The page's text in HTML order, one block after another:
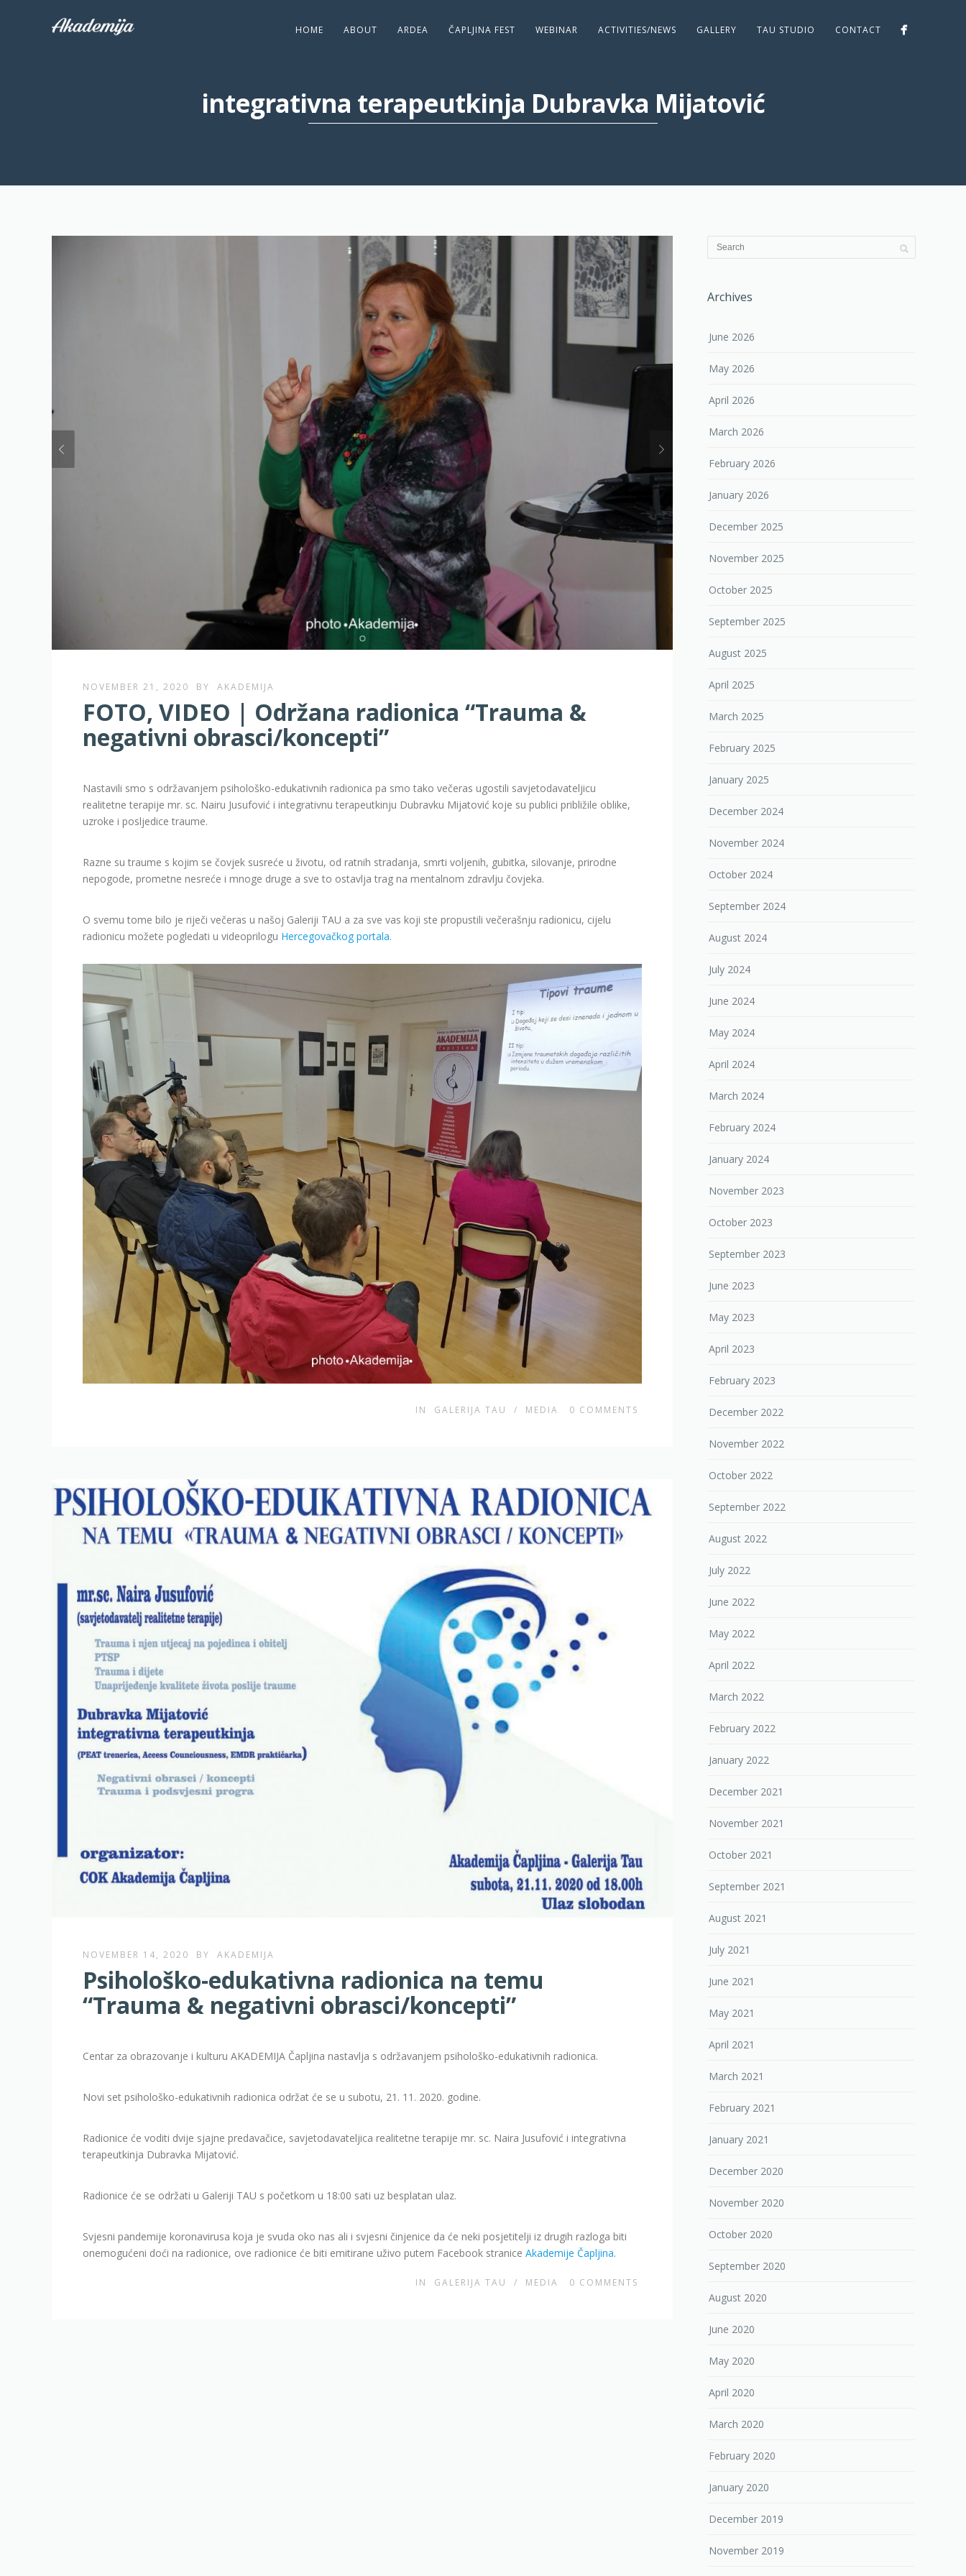
HOME ABOUT ARDEA ČAPLJINA FEST WEBINAR ACTIVITIES/NEWS GALLERY TAU STUDIO CONTACT
integrativna terapeutkinja Dubravka Mijatović
NOVEMBER 21, 2020 BY AKADEMIJA
FOTO, VIDEO | Održana radionica “Trauma &
negativni obrasci/koncepti”
Nastavili smo s održavanjem psihološko-edukativnih radionica pa smo tako večeras ugostili savjetodavateljicu
realitetne terapije mr. sc. Nairu Jusufović i integrativnu terapeutkinju Dubravku Mijatović koje su publici približile oblike,
uzroke i posljedice traume.
Razne su traume s kojim se čovjek susreće u životu, od ratnih stradanja, smrti voljenih, gubitka, silovanje, prirodne
nepogode, prometne nesreće i mnoge druge a sve to ostavlja trag na mentalnom zdravlju čovjeka.
O svemu tome bilo je riječi večeras u našoj Galeriji TAU a za sve vas koji ste propustili večerašnju radionicu, cijelu
radionicu možete pogledati u videoprilogu Hercegovačkog portala.
IN GALERIJA TAU / MEDIA 0 COMMENTS
NOVEMBER 14, 2020 BY AKADEMIJA
Psihološko-edukativna radionica na temu
“Trauma & negativni obrasci/koncepti”
Centar za obrazovanje i kulturu AKADEMIJA Čapljina nastavlja s održavanjem psihološko-edukativnih radionica.
Novi set psihološko-edukativnih radionica održat će se u subotu, 21. 11. 2020. godine.
Radionice će voditi dvije sjajne predavačice, savjetodavateljica realitetne terapije mr. sc. Naira Jusufović i integrativna
terapeutkinja Dubravka Mijatović.
Radionice će se održati u Galeriji TAU s početkom u 18:00 sati uz besplatan ulaz.
Svjesni pandemije koronavirusa koja je svuda oko nas ali i svjesni činjenice da će neki posjetitelji iz drugih razloga biti
onemogućeni doći na radionice, ove radionice će biti emitirane uživo putem Facebook straniceAkademije Čapljina.
IN GALERIJA TAU / MEDIA 0 COMMENTS
Archives
June 2026
May 2026
April 2026
March 2026
February 2026
January 2026
December 2025
November 2025
October 2025
September 2025
August 2025
April 2025
March 2025
February 2025
January 2025
December 2024
November 2024
October 2024
September 2024
August 2024
July 2024
June 2024
May 2024
April 2024
March 2024
February 2024
January 2024
November 2023
October 2023
September 2023
June 2023
May 2023
April 2023
February 2023
December 2022
November 2022
October 2022
September 2022
August 2022
July 2022
June 2022
May 2022
April 2022
March 2022
February 2022
January 2022
December 2021
November 2021
October 2021
September 2021
August 2021
July 2021
June 2021
May 2021
April 2021
March 2021
February 2021
January 2021
December 2020
November 2020
October 2020
September 2020
August 2020
June 2020
May 2020
April 2020
March 2020
February 2020
January 2020
December 2019
November 2019